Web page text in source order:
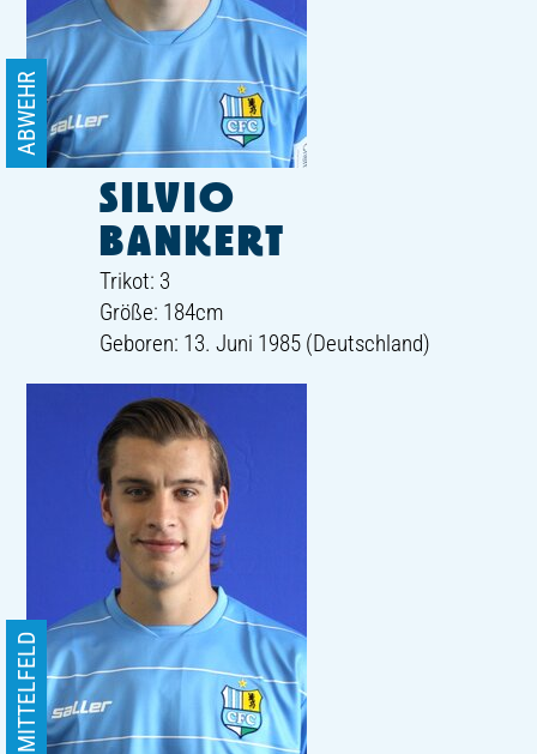
SILVIO
BANKERT
ABWEHR
Trikot: 3
Größe: 184cm
Geboren: 13. Juni 1985 (Deutschland)
MITTELFELD